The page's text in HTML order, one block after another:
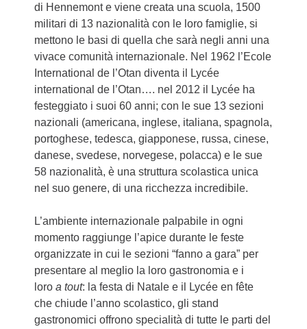
di Hennemont e viene creata una scuola, 1500
militari di 13 nazionalità con le loro famiglie, si
mettono le basi di quella che sarà negli anni una
vivace comunità internazionale. Nel 1962 l’Ecole
International de l’Otan diventa il Lycée
international de l’Otan…. nel 2012 il Lycée ha
festeggiato i suoi 60 anni; con le sue 13 sezioni
nazionali (americana, inglese, italiana, spagnola,
portoghese, tedesca, giapponese, russa, cinese,
danese, svedese, norvegese, polacca) e le sue
58 nazionalità, è una struttura scolastica unica
nel suo genere, di una ricchezza incredibile.
L’ambiente internazionale palpabile in ogni
momento raggiunge l’apice durante le feste
organizzate in cui le sezioni “fanno a gara” per
presentare al meglio la loro gastronomia e i
loroa tout: la festa di Natale e il Lycée en fête
che chiude l’anno scolastico, gli stand
gastronomici offrono specialità di tutte le parti del